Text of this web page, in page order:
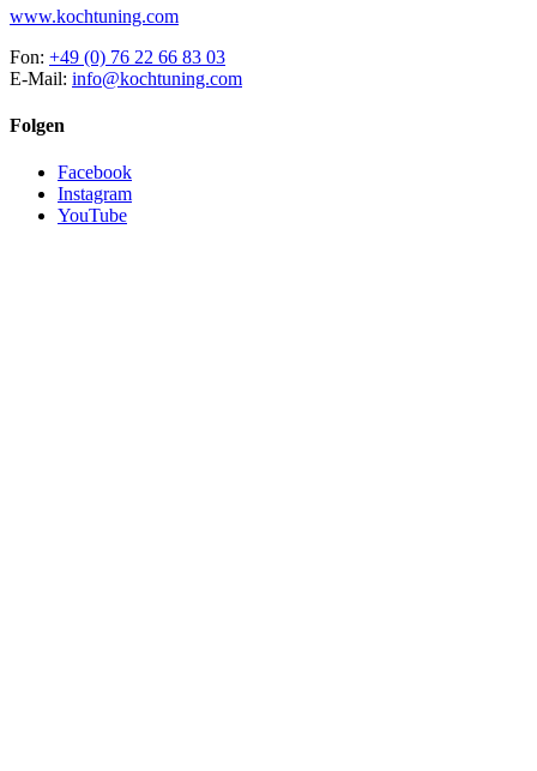
www.kochtuning.com
Fon: +49 (0) 76 22 66 83 03
E-Mail: info@kochtuning.com
Folgen
Facebook
Instagram
YouTube